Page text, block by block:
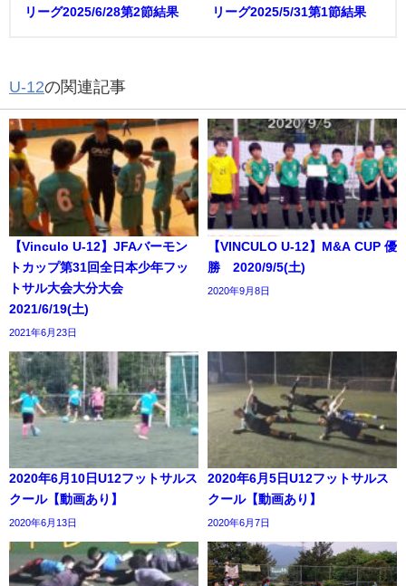
リーグ2025/6/28第2節結果
リーグ2025/5/31第1節結果
U-12の関連記事
【Vinculo U-12】JFAバーモン
トカップ第31回全日本少年フッ
トサル大会大分大会
2021/6/19(土)
2021年6月23日
【VINCULO U-12】M&A CUP 優
勝 2020/9/5(土)
2020年9月8日
2020年6月10日U12フットサルス
クール【動画あり】
2020年6月13日
2020年6月5日U12フットサルス
クール【動画あり】
2020年6月7日